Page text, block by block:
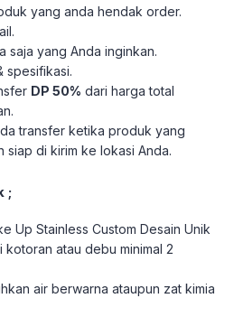
yang anda hendak order.
saja yang Anda inginkan.
spesifikasi.
DP 50% dari harga total
transfer ketika produk yang
siap di kirim ke lokasi Anda.
;
Up Stainless Custom Desain Unik
kotoran atau debu minimal 2
air berwarna ataupun zat kimia